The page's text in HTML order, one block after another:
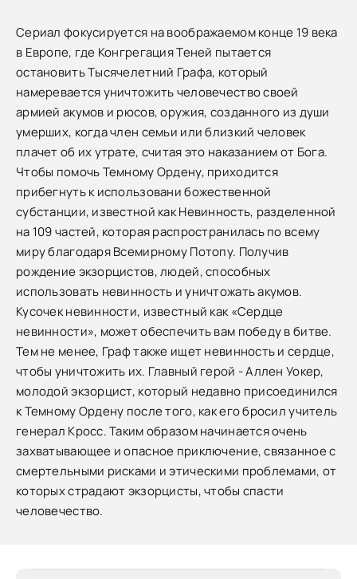
Сериал фокусируется на воображаемом конце 19 века
в Европе, где Конгрегация Теней пытается
остановить Тысячелетний Графа, который
намеревается уничтожить человечество своей
армией акумов и рюсов, оружия, созданного из души
умерших, когда член семьи или близкий человек
плачет об их утрате, считая это наказанием от Бога.
Чтобы помочь Темному Ордену, приходится
прибегнуть к использовани божественной
субстанции, известной как Невинность, разделенной
на 109 частей, которая распространилась по всему
миру благодаря Всемирному Потопу. Получив
рождение экзорцистов, людей, способных
использовать невинность и уничтожать акумов.
Кусочек невинности, известный как «Сердце
невинности», может обеспечить вам победу в битве.
Тем не менее, Граф также ищет невинность и сердце,
чтобы уничтожить их. Главный герой - Аллен Уокер,
молодой экзорцист, который недавно присоединился
к Темному Ордену после того, как его бросил учитель
генерал Кросс. Таким образом начинается очень
захватывающее и опасное приключение, связанное с
смертельными рисками и этическими проблемами, от
которых страдают экзорцисты, чтобы спасти
человечество.